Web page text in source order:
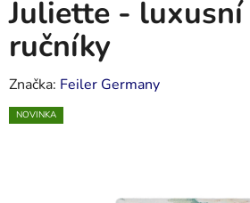
Juliette -
ručníky
Značka: Feiler Germany
NOVINKA